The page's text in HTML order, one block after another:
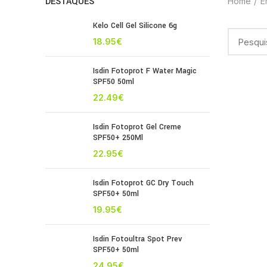
Kelo Cell Gel Silicone 6g
18.95€
Isdin Fotoprot F Water Magic
SPF50 50ml
22.49€
Isdin Fotoprot Gel Creme
SPF50+ 250Ml
22.95€
Isdin Fotoprot GC Dry Touch
SPF50+ 50ml
19.95€
Isdin Fotoultra Spot Prev
SPF50+ 50ml